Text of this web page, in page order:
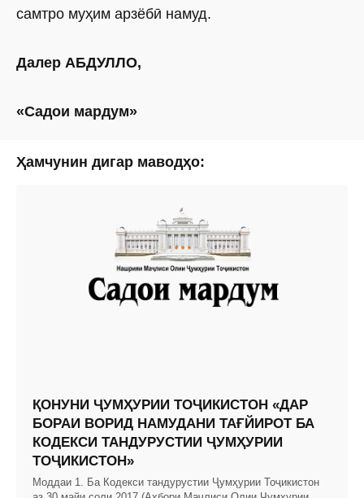
самтро муҳим арзёбӣ намуд.
Далер АБДУЛЛО,
«Садои мардум»
Ҳамчунин дигар маводҳо:
ҚОНУНИ ҶУМҲУРИИ ТОҶИКИСТОН «ДАР
БОРАИ ВОРИД НАМУДАНИ ТАҒЙИРОТ БА
КОДЕКСИ ТАНДУРУСТИИ ҶУМҲУРИИ
ТОҶИКИСТОН»
Моддаи 1. Ба Кодекси тандурустии Ҷумҳурии Тоҷикистон